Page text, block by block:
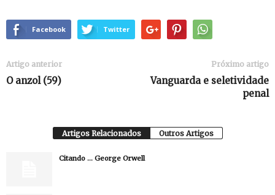
Facebook Twitter
Artigo anterior
O anzol (59)
Próximo artigo
Vanguarda e seletividade
penal
Artigos Relacionados Outros Artigos
Citando … George Orwell